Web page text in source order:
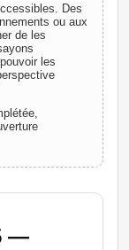
Des
ou aux
de les
les
—